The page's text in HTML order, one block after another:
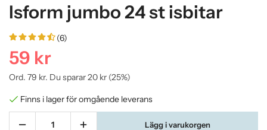
Isform jumbo 24 st isbitar
(6)
59 kr
Ord. 79 kr. Du sparar20 kr (25%)
Finns i lager för omgående leverans
Lägg i varukorgen